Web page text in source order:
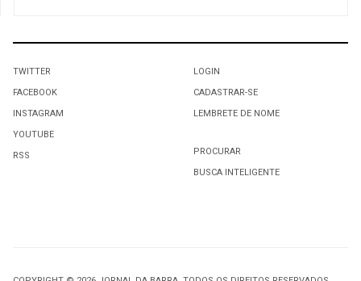
TWITTER
FACEBOOK
INSTAGRAM
YOUTUBE
RSS
LOGIN
CADASTRAR-SE
LEMBRETE DE NOME
PROCURAR
BUSCA INTELIGENTE